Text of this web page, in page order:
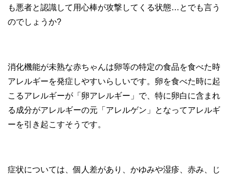
も悪者と認識して用心棒が攻撃してくる状態…とでも言う
のでしょうか?
消化機能が未熟な赤ちゃんは卵等の特定の食品を食べた時
アレルギーを発症しやすいらしいです。卵を食べた時に起
こるアレルギーが「卵アレルギー」で、特に卵白に含まれ
る成分がアレルギーの元「アレルゲン」となってアレルギ
ーを引き起こすそうです。
症状については、個人差があり、かゆみや湿疹、赤み、じ